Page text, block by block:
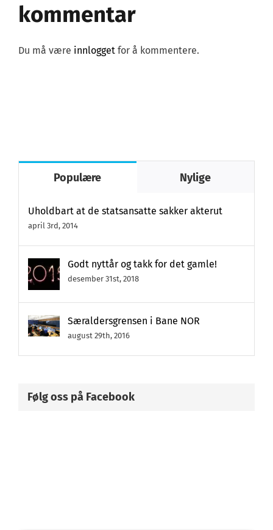
kommentar
Du må være innlogget for å kommentere.
Populære Nylige
Uholdbart at de statsansatte sakker akterut
april 3rd, 2014
Godt nyttår og takk for det gamle!
desember 31st, 2018
Særaldersgrensen i Bane NOR
august 29th, 2016
Følg oss på Facebook